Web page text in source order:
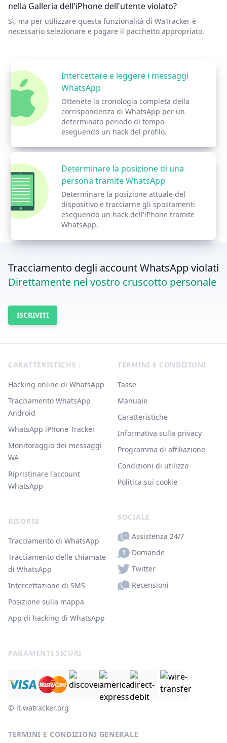
nella Galleria dell'iPhone dell'utente violato?
Sì, ma per utilizzare questa funzionalità di WaTracker è
necessario selezionare e pagare il pacchetto appropriato.
Intercettare e leggere i messaggi
WhatsApp
Ottenete la cronologia completa della
corrispondenza di WhatsApp per un
determinato periodo di tempo
eseguendo un hack del profilo.
Determinare la posizione di una
persona tramite WhatsApp
Determinare la posizione attuale del
dispositivo e tracciarne gli spostamenti
eseguendo un hack dell'iPhone tramite
WhatsApp.
Tracciamento degli account WhatsApp violati
Direttamente nel vostro cruscotto personale
ISCRIVITI
CARATTERISTICHE :
Hacking online di WhatsApp
Tracciamento WhatsApp
Android
WhatsApp iPhone Tracker
Monitoraggio dei messaggi
WA
Ripristinare l'account
WhatsApp
RISORSE
Tracciamento di WhatsApp
Tracciamento delle chiamate
di WhatsApp
Intercettazione di SMS
Posizione sulla mappa
App di hacking di WhatsApp
TERMINI E CONDIZIONI
Tasse
Manuale
Caratteristiche
Informativa sulla privacy
Programma di affiliazione
Condizioni di utilizzo
Politica sui cookie
SOCIALE
Assistenza 24/7
Domande
Twitter
Recensioni
PAGAMENTI SICURI
© ‌it.watracker.org
TERMINI E CONDIZIONI GENERALI: